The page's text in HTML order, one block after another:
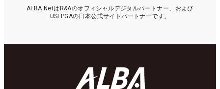
ALBA NetはR&Aのオフィシャルデジタルパートナー、および
USLPGAの日本公式サイトパートナーです。